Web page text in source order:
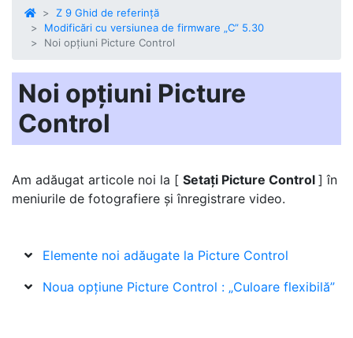
Z 9 Ghid de referință
Modificări cu versiunea de firmware „C” 5.30
Noi opțiuni Picture Control
Noi opțiuni Picture
Control
Am adăugat articole noi la [ Setați Picture Control ] în
meniurile de fotografiere și înregistrare video.
Elemente noi adăugate la Picture Control
Noua opțiune Picture Control : „Culoare flexibilă”